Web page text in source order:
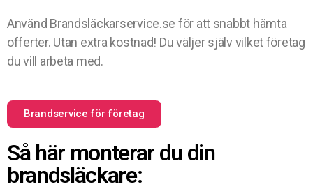
Använd Brandsläckarservice.se för att snabbt hämta
offerter. Utan extra kostnad! Du väljer själv vilket företag
du vill arbeta med.
Brandservice för företag
Så här monterar du din
brandsläckare: